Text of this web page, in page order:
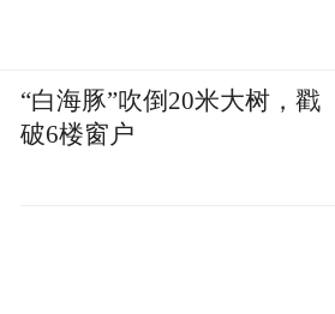
“白海豚”吹倒20米大树，戳
破6楼窗户